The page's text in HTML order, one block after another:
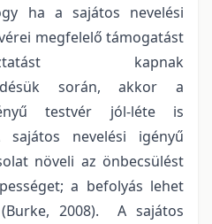
ha a sajátos nevelési
megfelelő támogatást
kapnak
során, akkor a
testvér jól-léte is
nevelési igényű
növeli az önbecsülést
a befolyás lehet
2008). A sajátos